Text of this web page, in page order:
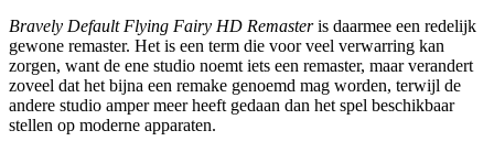
Bravely Default Flying Fairy HD Remasteris daarmee een redelijk
gewone remaster. Het is een term die voor veel verwarring kan
zorgen, want de ene studio noemt iets een remaster, maar verandert
zoveel dat het bijna een remake genoemd mag worden, terwijl de
andere studio amper meer heeft gedaan dan het spel beschikbaar
stellen op moderne apparaten.